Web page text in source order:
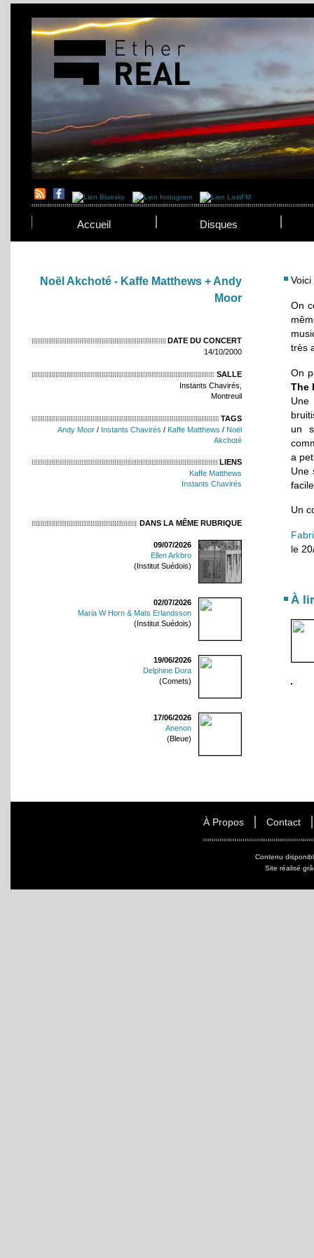
Accueil Disques
Noël Akchoté - Kaffe Matthews + Andy
Moor
DATE DU CONCERT
14/10/2000
SALLE
Instants Chavirés,
Montreuil
TAGS
Andy Moor / Instants Chavirés / Kaffe Matthews / Noël
Akchoté
LIENS
Kaffe Matthews
Instants Chavirés
DANS LA MÊME RUBRIQUE
09/07/2026
Ellen Arkbro
(Institut Suédois)
02/07/2026
Maria W Horn & Mats Erlandsson
(Institut Suédois)
19/06/2026
Delphine Dora
(Comets)
17/06/2026
Anenon
(Bleue)
On
très
On
The
Une
un
a
Une
Un
le
À
À Propos Contact
Contenu
Site réalisé